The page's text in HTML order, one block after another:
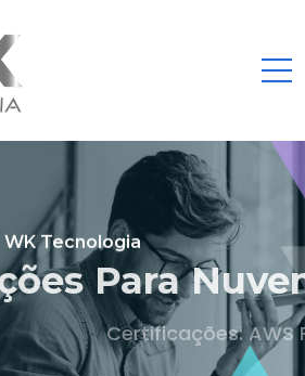
WK Tecnologia
Para Nuvem.
Partner, Microsoft Gold